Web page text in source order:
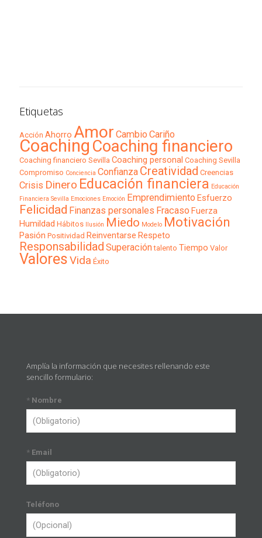
Etiquetas
Acción Ahorro Amor CambioCariño
Coaching Coaching financiero
Coaching financiero Sevilla Coaching personal Coaching Sevilla
Compromiso Conciencia Confianza Creatividad Creencias
Crisis Dinero Educación financiera Educación
Financiera Sevilla Emociones Emoción EmprendimientoEsfuerzo
Felicidad Finanzas personales FracasoFuerza
Humildad Hábitos Ilusión Miedo Modelo Motivación
Pasión Positividad Reinventarse Respeto
Responsabilidad Superación talento Tiempo Valor
ValoresVida Éxito
Amplía la información que necesites rellenando este
sencillo formulario:
* Nombre
* Email
Teléfono